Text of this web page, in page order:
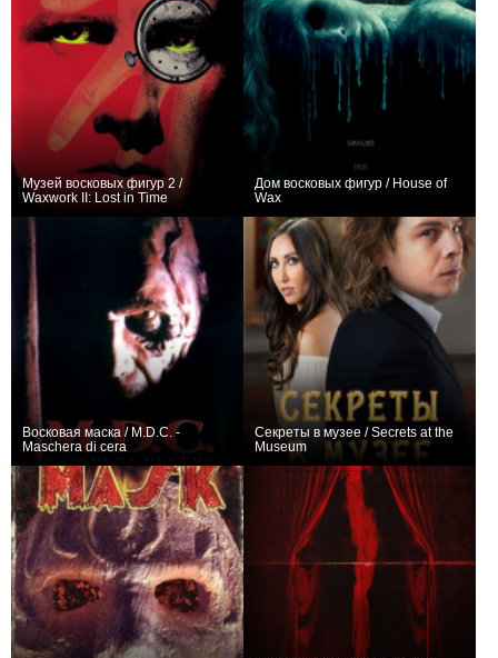
Музей восковых фигур 2 /
Waxwork II: Lost in Time
Дом восковых фигур / House of
Wax
Восковая маска / M.D.C. -
Maschera di cera
Секреты в музее / Secrets at the
Museum